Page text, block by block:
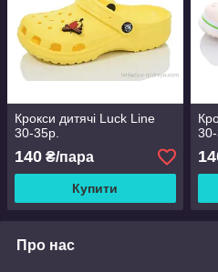
Крокси дитячі Luck Line
30-35р.
140 ₴/пара
Купити
Про нас